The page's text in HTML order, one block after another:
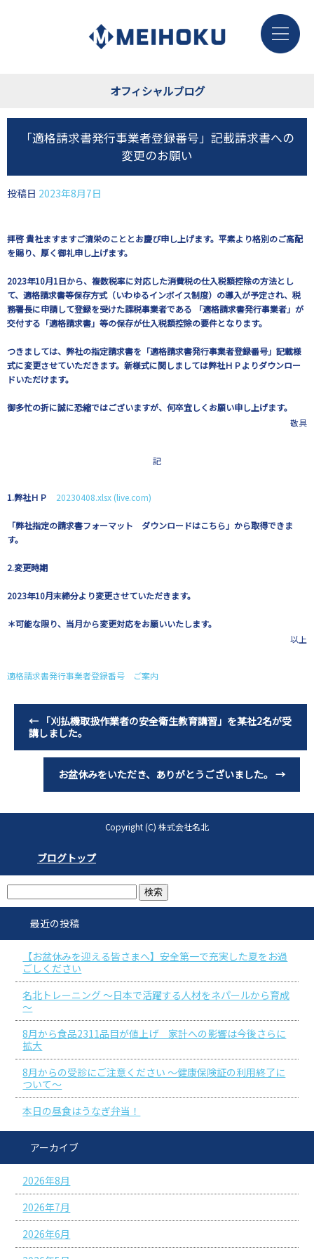
オフィシャルブログ
「適格請求書発行事業者登録番号」記載請求書への
変更のお願い
投稿日 2023年8月7日
拝啓 貴社ますますご清栄のこととお慶び申し上げます。平素より格別のご高配
を賜り、厚く御礼申し上げます。
2023年10月1日から、複数税率に対応した消費税の仕入税額控除の方法とし
て、適格請求書等保存方式（いわゆるインボイス制度）の導入が予定され、税
務署長に申請して登録を受けた課税事業者である 「適格請求書発行事業者」が
交付する「適格請求書」等の保存が仕入税額控除の要件となります。
つきましては、弊社の指定請求書を「適格請求書発行事業者登録番号」記載様
式に変更させていただきます。新様式に関しましては弊社ＨＰよりダウンロー
ドいただけます。
御多忙の折に誠に恐縮ではございますが、何卒宜しくお願い申し上げます。
敬具
記
1.弊社ＨＰ 20230408.xlsx (live.com)
「弊社指定の請求書フォーマット ダウンロードはこちら」から取得できま
す。
2.変更時期
2023年10月末締分より変更させていただきます。
＊可能な限り、当月から変更対応をお願いいたします。
以上
適格請求書発行事業者登録番号 ご案内
← 「刈払機取扱作業者の安全衛生教育講習」を某社2名が受
講しました。
お盆休みをいただき、ありがとうございました。 →
Copyright (C) 株式会社名北
ブログトップ
最近の投稿
【お盆休みを迎える皆さまへ】安全第一で充実した夏をお過
ごしください
名北トレーニング ～日本で活躍する人材をネパールから育成
～
8月から食品2311品目が値上げ 家計への影響は今後さらに
拡大
8月からの受診にご注意ください ～健康保険証の利用終了に
ついて～
本日の昼食はうなぎ弁当！
アーカイブ
2026年8月
2026年7月
2026年6月